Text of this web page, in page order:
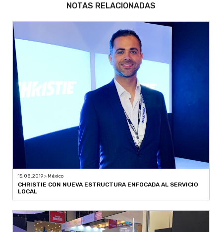
NOTAS RELACIONADAS
15.08.2019 > México
CHRISTIE CON NUEVA ESTRUCTURA ENFOCADA AL SERVICIO
LOCAL